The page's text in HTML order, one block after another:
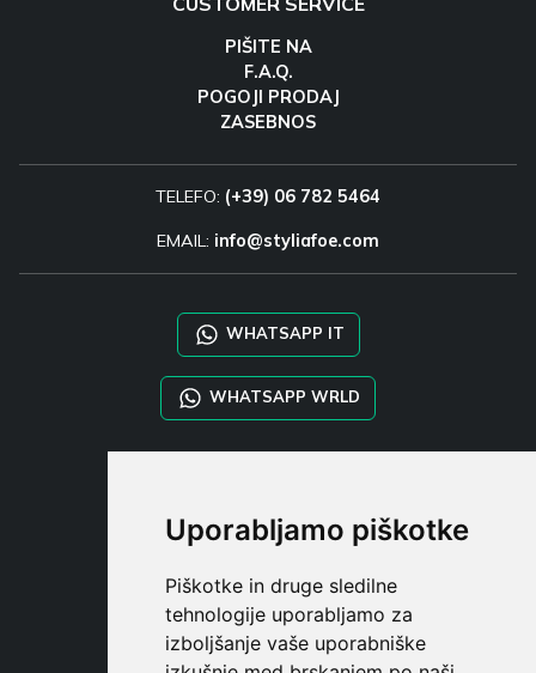
Uporabljamo piškotke
Piškotke in druge sledilne
tehnologije uporabljamo za
izboljšanje vaše uporabniške
PIŠITE NA
F.A.Q.
POGOJI PRODAJ
ZASEBNOS
TELEFO: (+39) 06 782 5464
EMAIL: info@styliafoe.com
WHATSAPP IT
WHATSAPP WRLD
SHOP B2B
TAYLOR MADE ORDERS
UPORABNI
REGISTE